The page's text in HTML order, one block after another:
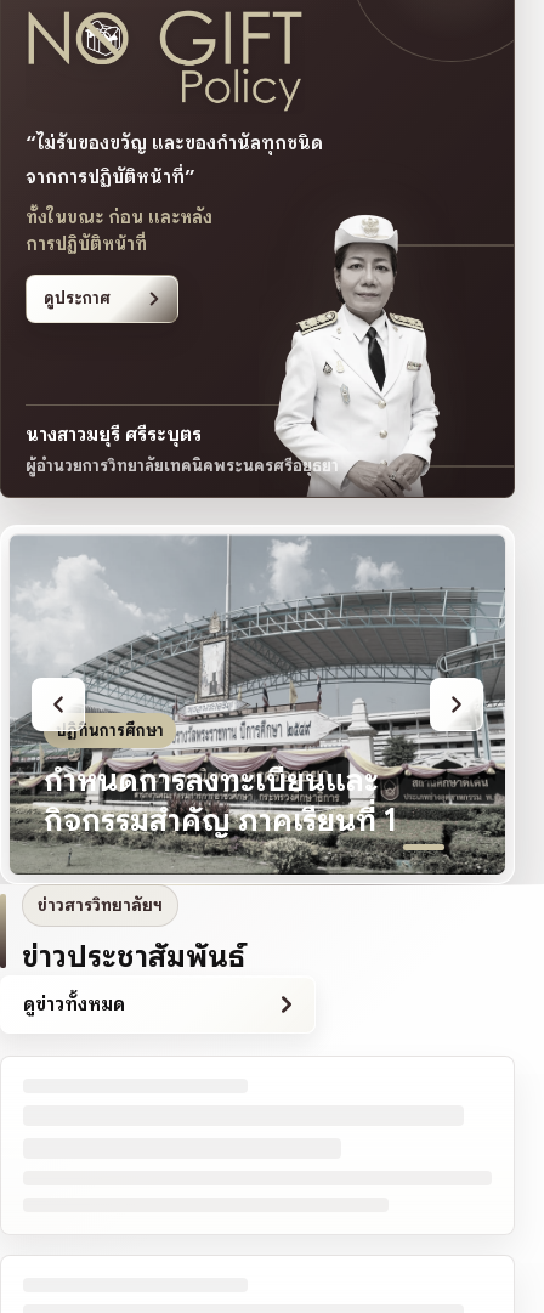
“ไม่รับของขวัญ และของกำนัลทุกชนิด
จากการปฏิบัติหน้าที่”
ทั้งในขณะ ก่อน และหลัง
การปฏิบัติหน้าที่
ดูประกาศ
นางสาวมยุรี ศรีระบุตร
ผู้อำนวยการวิทยาลัยเทคนิคพระนครศรีอยุธยา
ปฏิทินการศึกษา
กำหนดการลงทะเบียนและ
กิจกรรมสำคัญ ภาคเรียนที่ 1
ข่าวสารวิทยาลัยฯ
ข่าวประชาสัมพันธ์
ดูข่าวทั้งหมด